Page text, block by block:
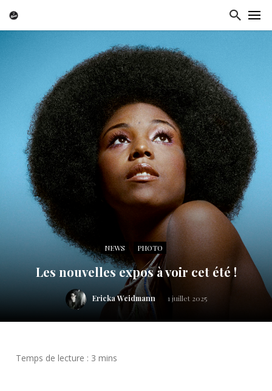
NEWS PHOTO
Les nouvelles expos à voir cet été !
Ericka Weidmann 1 juillet 2025